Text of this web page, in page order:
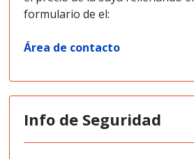
formulario de el:
Área de contacto
Info de Seguridad